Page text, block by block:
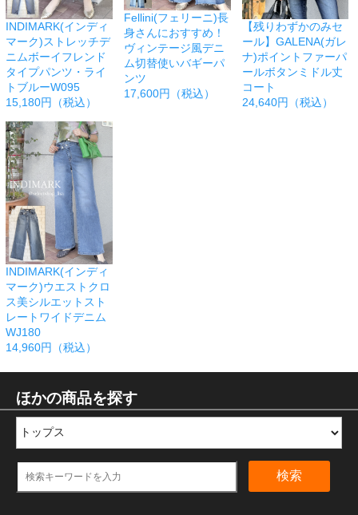
INDIMARK(インディ
マーク)ストレッチデ
ニムボーイフレンド
タイプパンツ・ライ
トブルーW095
15,180円（税込）
Fellini(フェリーニ)長
身さんにおすすめ！
ヴィンテージ風デニ
ム切替使いバギーパ
ンツ
17,600円（税込）
【残りわずかのみセ
ール】GALENA(ガレ
ナ)ポイントファーパ
ールボタンミドル丈
コート
24,640円（税込）
INDIMARK(インディ
マーク)ウエストクロ
ス美シルエットスト
レートワイドデニム
WJ180
14,960円（税込）
ほかの商品を探す
検索